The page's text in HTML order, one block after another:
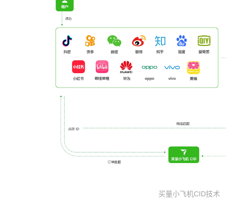
买量小飞机CID技术